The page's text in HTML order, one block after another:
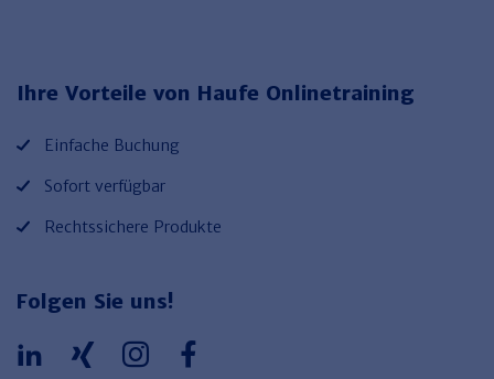
Ihre Vorteile von Haufe Onlinetraining
Einfache Buchung
Sofort verfügbar
Rechtssichere Produkte
Folgen Sie uns!